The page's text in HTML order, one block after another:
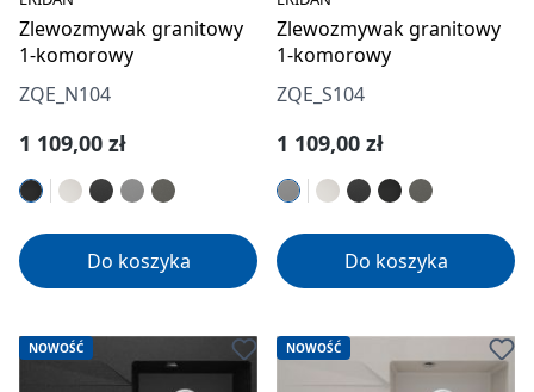
Zlewozmywak granitowy
1-komorowy
ZQE_N104
Cena regularna:
1 109,00 zł
Do koszyka
Zlewozmywak granitowy
1-komorowy
ZQE_S104
Cena regularna:
1 109,00 zł
Do koszyka
NOWOŚĆ NOWOŚĆ